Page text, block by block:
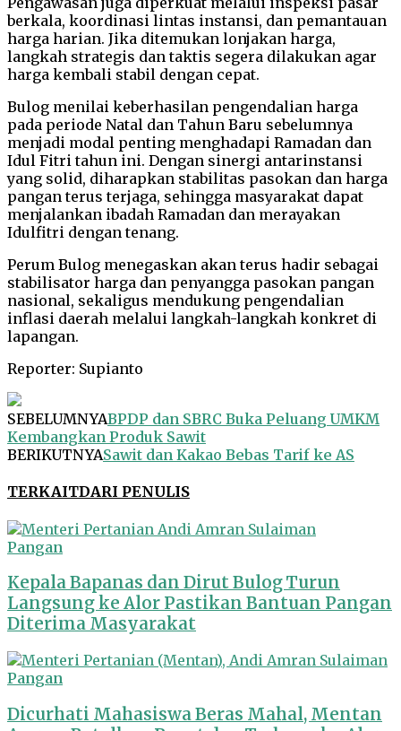
berkala, koordinasi lintas instansi, dan pemantauan
harga harian. Jika ditemukan lonjakan harga,
langkah strategis dan taktis segera dilakukan agar
harga kembali stabil dengan cepat.
Bulog menilai keberhasilan pengendalian harga
pada periode Natal dan Tahun Baru sebelumnya
menjadi modal penting menghadapi Ramadan dan
Idul Fitri tahun ini. Dengan sinergi antarinstansi
yang solid, diharapkan stabilitas pasokan dan harga
pangan terus terjaga, sehingga masyarakat dapat
menjalankan ibadah Ramadan dan merayakan
Idulfitri dengan tenang.
Perum Bulog menegaskan akan terus hadir sebagai
stabilisator harga dan penyangga pasokan pangan
nasional, sekaligus mendukung pengendalian
inflasi daerah melalui langkah-langkah konkret di
lapangan.
Reporter: Supianto
SEBELUMNYABPDP dan SBRC Buka Peluang UMKM
Kembangkan Produk Sawit
BERIKUTNYASawit dan Kakao Bebas Tarif ke AS
TERKAITDARI PENULIS
Pangan
Kepala Bapanas dan Dirut Bulog Turun
Langsung ke Alor Pastikan Bantuan Pangan
Diterima Masyarakat
Pangan
Dicurhati Mahasiswa Beras Mahal, Mentan